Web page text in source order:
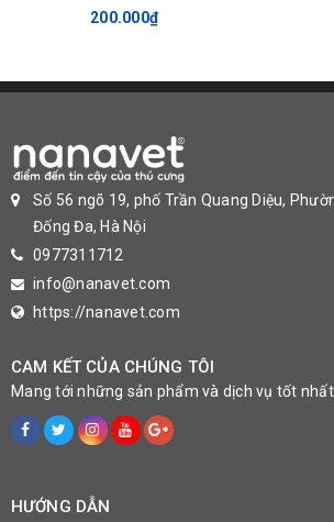
200.000₫
Số 56 ngõ 19, phố Trần Quang Diệu,
Đống Đa, Hà Nội
0977311712
info@nanavet.com
https://nanavet.com
CAM KẾT CỦA CHÚNG TÔI
Mang tới những sản phẩm và dịch vụ tốt
HƯỚNG DẪN